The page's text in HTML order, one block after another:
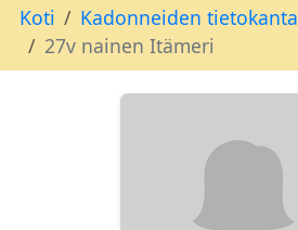
Koti
Kadonneiden tietokanta
27v nainen Itämeri